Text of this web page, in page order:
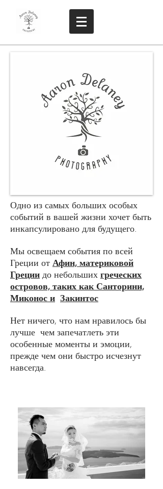
Одно из самых больших особых
событий в вашей жизни хочет быть
инкапсулировано для будущего.
Мы освещаем события по всей
Греции от Афин, материковой
Греции до небольших греческих
островов, таких как Санторини,
Миконос и Закинтос
Нет ничего, что нам нравилось бы
лучше чем запечатлеть эти
особенные моменты и эмоции,
прежде чем они быстро исчезнут
навсегда.